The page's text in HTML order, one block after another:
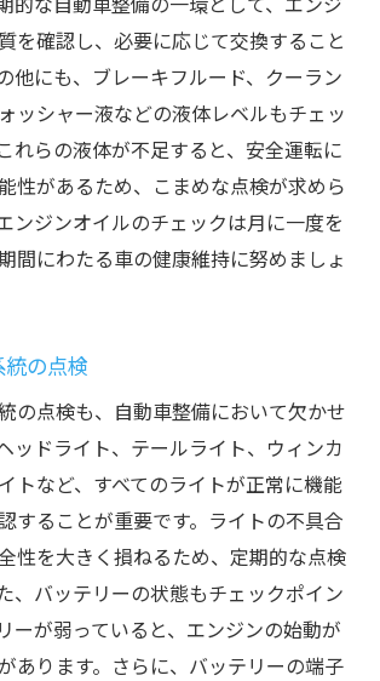
を確認し、必要に応じて交換すること
他にも、ブレーキフルード、クーラン
ッシャー液などの液体レベルもチェッ
れらの液体が不足すると、安全運転に
性があるため、こまめな点検が求めら
ンジンオイルのチェックは月に一度を
間にわたる車の健康維持に努めましょ
の点検
の点検も、自動車整備において欠かせ
ッドライト、テールライト、ウィンカ
トなど、すべてのライトが正常に機能
することが重要です。ライトの不具合
性を大きく損ねるため、定期的な点検
、バッテリーの状態もチェックポイン
ーが弱っていると、エンジンの始動が
あります。さらに、バッテリーの端子